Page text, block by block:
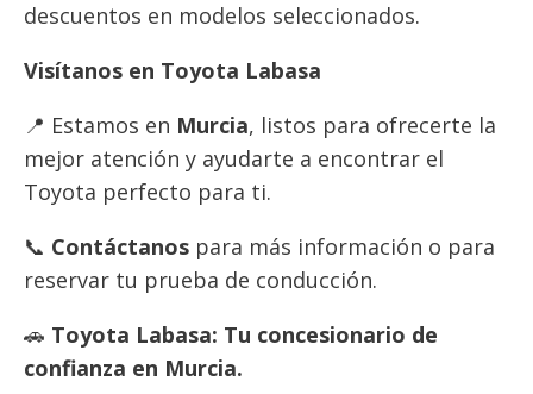
descuentos en modelos seleccionados.
Visítanos en Toyota Labasa
📍 Estamos en Murcia, listos para ofrecerte la
mejor atención y ayudarte a encontrar el
Toyota perfecto para ti.
📞 Contáctanos para más información o para
reservar tu prueba de conducción.
🚗 Toyota Labasa: Tu concesionario de
confianza en Murcia.